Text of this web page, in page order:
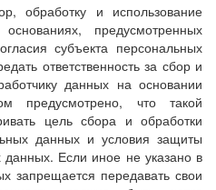
обработку и использование
предусмотренных
субъекта персональных
ответственность за сбор и
данных на основании
предусмотрено, что такой
цель сбора и обработки
данных и условия защиты
данных. Если иное не указано в
запрещается передавать свои